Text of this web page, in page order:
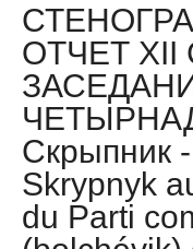
ОТЧЕТ XII
Скрыпник
Skrypnyk
du Parti